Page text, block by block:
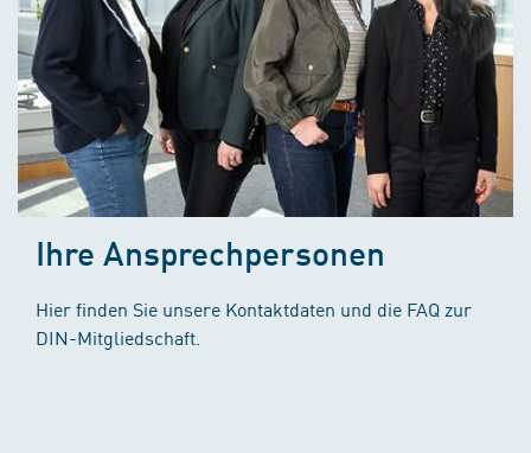
Ihre Ansprechpersonen
Hier finden Sie unsere Kontaktdaten und die FAQ zur
DIN-Mitgliedschaft.